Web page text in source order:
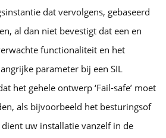
dat vervolgens, gebaseerd
al dan niet bevestigt dat een en
functionaliteit en het
parameter bij een SIL
het gehele ontwerp ‘Fail-safe’ moet
als bijvoorbeeld het besturingsof
uw installatie vanzelf in de